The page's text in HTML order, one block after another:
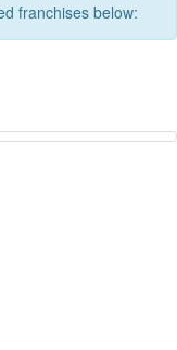
franchises below: